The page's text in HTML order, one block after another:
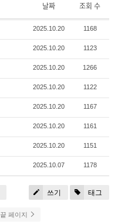
날짜 조회 수
2025.10.20 1168
2025.10.20 1123
2025.10.20 1266
2025.10.20 1122
2025.10.20 1167
2025.10.20 1161
2025.10.20 1151
2025.10.07 1178
쓰기 태그
끝 페이지